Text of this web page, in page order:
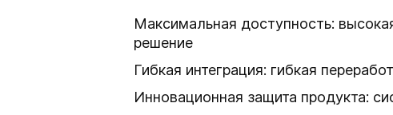
Максимальная доступность:
решение
Гибкая интеграция: гибкая
Инновационная защита продукта: